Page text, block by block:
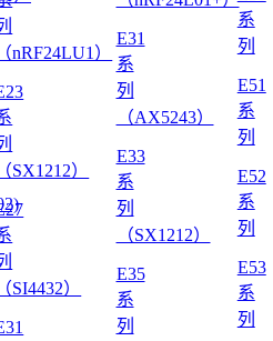
（nRF24LU1）
（SX1212）
（SI4432）
E31
系
列
（AX5243）
E33
系
列
（SX1212）
E35
系
列
系
列
E51
系
列
E52
系
列
E53
系
列